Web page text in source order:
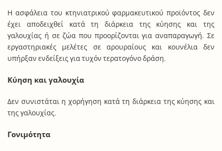
Η ασφάλεια του κτηνιατρικού φαρμακευτικού προϊόντος δεν
έχει αποδειχθεί κατά τη διάρκεια της κύησης και της
γαλουχίας ή σε ζώα που προορίζονται για αναπαραγωγή. Σε
εργαστηριακές μελέτες σε αρουραίους και κουνέλια δεν
υπήρξαν ενδείξεις για τυχόν τερατογόνο δράση.
Κύηση και γαλουχία
Δεν συνιστάται η χορήγηση κατά τη διάρκεια της κύησης και
της γαλουχίας.
Γονιμότητα